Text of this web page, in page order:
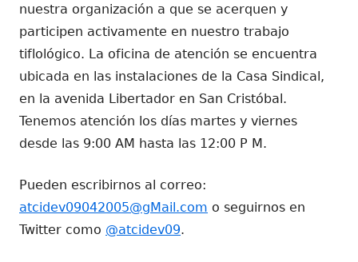
nuestra organización a que se acerquen y
participen activamente en nuestro trabajo
tiflológico. La oficina de atención se encuentra
ubicada en las instalaciones de la Casa Sindical,
en la avenida Libertador en San Cristóbal.
Tenemos atención los días martes y viernes
desde las 9:00 AM hasta las 12:00 P M.
Pueden escribirnos al correo:
atcidev09042005@gMail.com o seguirnos en
Twitter como @atcidev09.